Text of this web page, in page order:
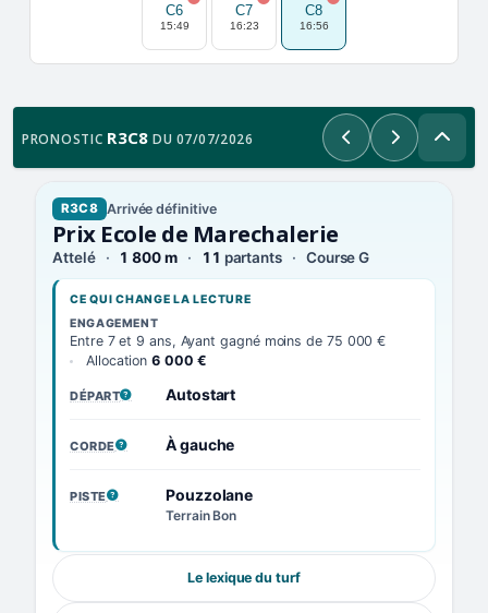
C6
15:49
C7
16:23
C8
16:56
PRONOSTIC R3C8 DU 07/07/2026 PrécédentSuivant
R3C8 Arrivée définitive
Prix Ecole de Marechalerie
Attelé 1 800 m 11 partants Course G
CE QUI CHANGE LA LECTURE
ENGAGEMENT
Entre 7 et 9 ans, Ayant gagné moins de 75 000 €
Allocation6 000 €
DÉPART
, VOIR LA DÉFINITIONAutostart
CORDE
, VOIR LA DÉFINITION
À gauche
PISTE
, VOIR LA DÉFINITIONPouzzolane
Terrain Bon
Le lexique du turf